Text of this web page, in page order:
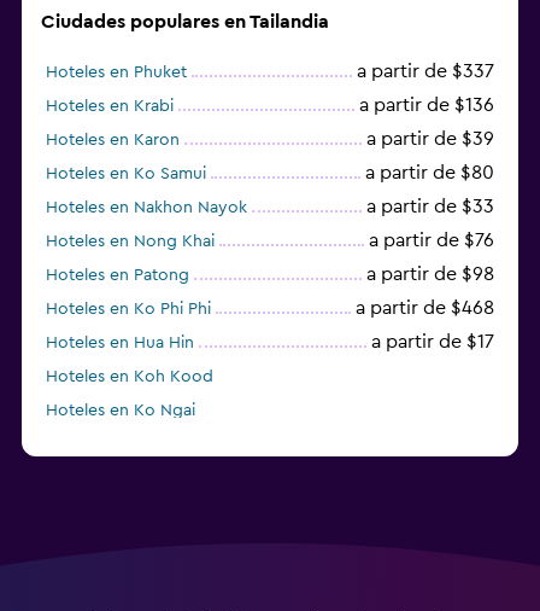
Ciudades populares en Tailandia
Hoteles en Phuket a partir de $337
Hoteles en Krabi a partir de $136
Hoteles en Karon a partir de $39
Hoteles en Ko Samui a partir de $80
Hoteles en Nakhon Nayok a partir de $33
Hoteles en Nong Khai a partir de $76
Hoteles en Patong a partir de $98
Hoteles en Ko Phi Phi a partir de $468
Hoteles en Hua Hin a partir de $17
Hoteles en Koh Kood
Hoteles en Ko Ngai